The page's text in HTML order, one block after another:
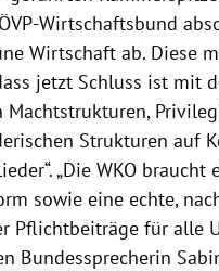
Wirtschaftsbund
Wirtschaft ab. Diese
jetzt Schluss ist mit
Machtstrukturen,
Strukturen auf
„Die WKO braucht
sowie eine echte,
Pflichtbeiträge für alle
Bundessprecherin